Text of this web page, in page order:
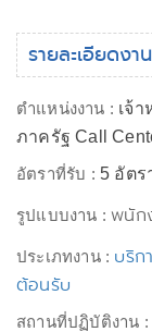
รายละเอียดงา
ตำแหน่งงาน : เจ้
ภาครัฐ Call
อัตราที่รับ : 5 อัตร
รูปแบบงาน :พนัก
ประเภทงาน : บริก
ต้อนรับ
สถานที่ปฏิบัติงาน :